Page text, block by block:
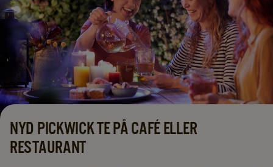
NYD PICKWICK TE PÅ CAFÉ ELLER
RESTAURANT